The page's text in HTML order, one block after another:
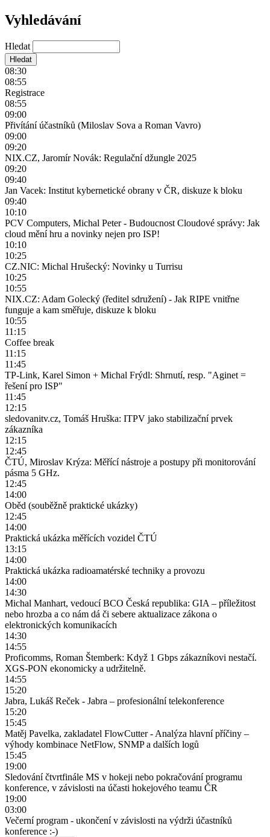
Vyhledávání
Hledat
08:30
08:55
Registrace
08:55
09:00
Přivítání účastníků (Miloslav Sova a Roman Vavro)
09:00
09:20
NIX.CZ, Jaromír Novák: Regulační džungle 2025
09:20
09:40
Jan Vacek: Institut kybernetické obrany v ČR, diskuze k bloku
09:40
10:10
PCV Computers, Michal Peter - Budoucnost Cloudové správy: Jak
cloud mění hru a novinky nejen pro ISP!
10:10
10:25
CZ.NIC: Michal Hrušecký: Novinky u Turrisu
10:25
10:55
NIX.CZ: Adam Golecký (ředitel sdružení) - Jak RIPE vnitřne
funguje a kam směřuje, diskuze k bloku
10:55
11:15
Coffee break
11:15
11:45
TP-Link, Karel Simon + Michal Frýdl: Shrnutí, resp. "Aginet =
řešení pro ISP"
11:45
12:15
sledovanitv.cz, Tomáš Hruška: ITPV jako stabilizační prvek
zákazníka
12:15
12:45
ČTÚ, Miroslav Krýza: Měřící nástroje a postupy při monitorování
pásma 5 GHz.
12:45
14:00
Oběd (souběžně praktické ukázky)
12:45
14:00
Praktická ukázka měřících vozidel ČTÚ
13:15
14:00
Praktická ukázka radioamatérské techniky a provozu
14:00
14:30
Michal Manhart, vedoucí BCO Česká republika: GIA – příležitost
nebo hrozba a co nám dá či sebere aktualizace zákona o
elektronických komunikacích
14:30
14:55
Proficomms, Roman Štemberk: Když 1 Gbps zákazníkovi nestačí.
XGS-PON ekonomicky a udržitelně.
14:55
15:20
Jabra, Lukáš Reček - Jabra – profesionální telekonference
15:20
15:45
Matěj Pavelka, zakladatel FlowCutter - Analýza hlavní příčiny –
výhody kombinace NetFlow, SNMP a dalších logů
15:45
19:00
Sledování čtvrtfinále MS v hokeji nebo pokračování programu
konference, v závislosti na účasti hokejového teamu ČR
19:00
03:00
Večerní program - ukončení v závislosti na výdrži účastníků
konference :-)